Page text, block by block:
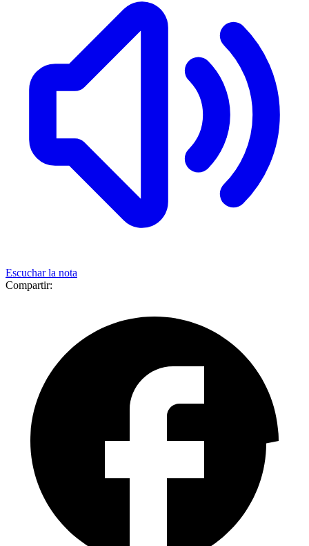
Escuchar la nota
Compartir: